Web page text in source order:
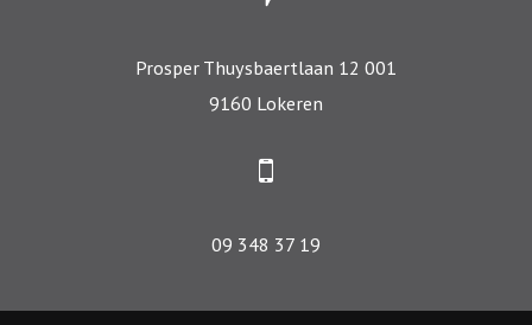
Prosper Thuysbaertlaan 12 001
9160 Lokeren
09 348 37 19